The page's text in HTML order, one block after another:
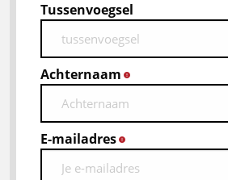
Tussenvoegsel
Achternaam
E-mailadres